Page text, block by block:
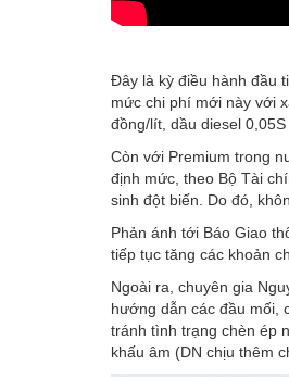
Đây là kỳ điều hành đầu
mức chi phí mới này với
đồng/lít, dầu diesel
Còn với Premium trong
định mức, theo Bộ Tài
sinh đột biến. Do đó,
Phản ánh tới Báo Giao
tiếp tục tăng các khoản
Ngoài ra, chuyên gia
hướng dẫn các đầu mối,
tránh tình trạng chèn ép
khấu âm (DN chịu thêm